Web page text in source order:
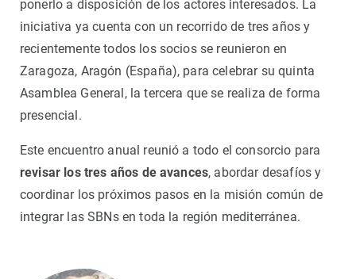
ponerlo a disposición de los actores interesados. La
iniciativa ya cuenta con un recorrido de tres años y
recientemente todos los socios se reunieron en
Zaragoza, Aragón (España), para celebrar su quinta
Asamblea General, la tercera que se realiza de forma
presencial.
Este encuentro anual reunió a todo el consorcio para
revisar los tres años de avances, abordar desafíos y
coordinar los próximos pasos en la misión común de
integrar las SBNs en toda la región mediterránea.